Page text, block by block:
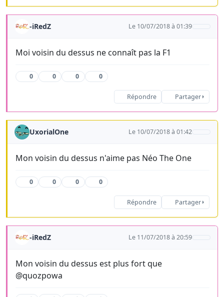
-iRedZ Le 10/07/2018 à 01:39
Moi voisin du dessus ne connaît pas la F1
0 0 0 0
Répondre Partager
UxorialOne Le 10/07/2018 à 01:42
Mon voisin du dessus n'aime pas Néo The One
0 0 0 0
Répondre Partager
-iRedZ Le 11/07/2018 à 20:59
Mon voisin du dessus est plus fort que
@quozpowa